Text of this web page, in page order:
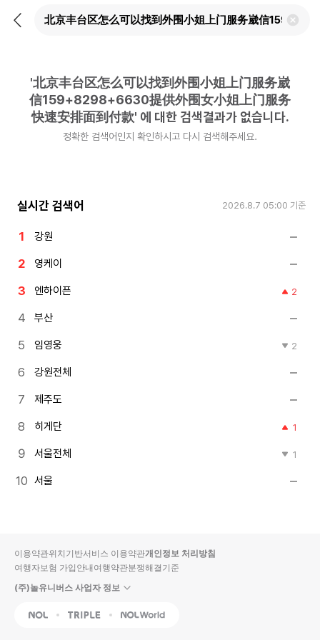
뒤
검
'北京丰台区怎么可以找到外围小姐上门服务崴
信159+8298+6630提供外围女小姐上门服务
快速安排面到付款' 에 대한 검색결과가 없습니다.
정확한 검색어인지 확인하시고 다시 검색해주세요.
실시간 검색어 2026.8.7 05:00 기준
강원
영케이
엔하이픈 2
부산
임영웅 2
강원전체
제주도
히게단 1
서울전체 1
서울
이용약관위치기반서비스 이용약관개인정보 처리방침
여행자보험 가입안내여행약관분쟁해결기준
(주)놀유니버스 사업자 정보
NOL Triple Interpark Global